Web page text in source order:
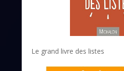
Le grand livre des listes